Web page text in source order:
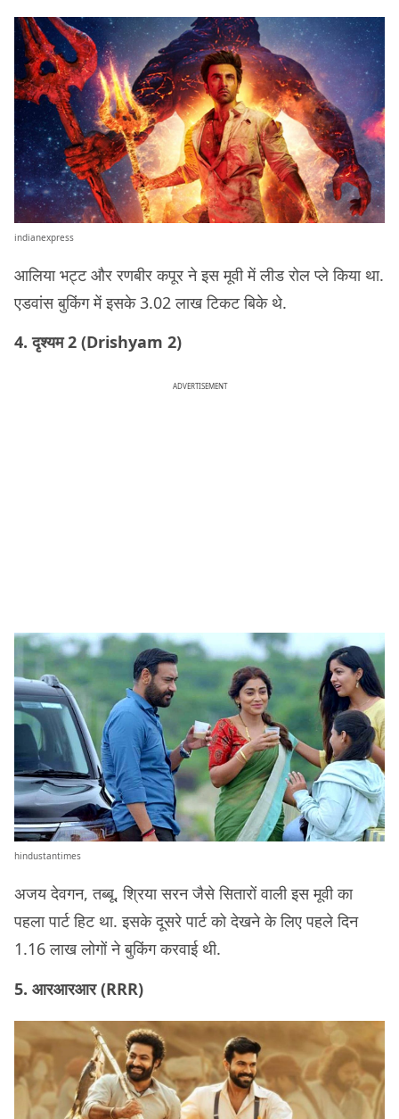
indianexpress
आलिया भट्ट और रणबीर कपूर ने इस मूवी में लीड रोल प्ले किया था.
एडवांस बुकिंग में इसके 3.02 लाख टिकट बिके थे.
4. दृश्यम 2 (Drishyam 2)
ADVERTISEMENT
hindustantimes
अजय देवगन, तब्बू, श्रिया सरन जैसे सितारों वाली इस मूवी का
पहला पार्ट हिट था. इसके दूसरे पार्ट को देखने के लिए पहले दिन
1.16 लाख लोगों ने बुकिंग करवाई थी.
5. आरआरआर (RRR)